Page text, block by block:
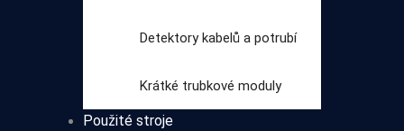
Detektory kabelů a potrubí
Krátké trubkové moduly
Vyberte
kategorii
Použité stroje